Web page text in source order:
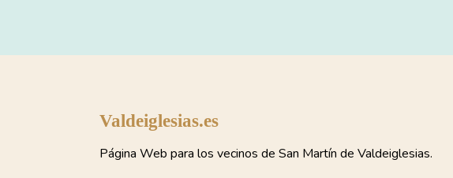
Valdeiglesias.es
Página Web para los vecinos de San Martín de Valdeiglesias.